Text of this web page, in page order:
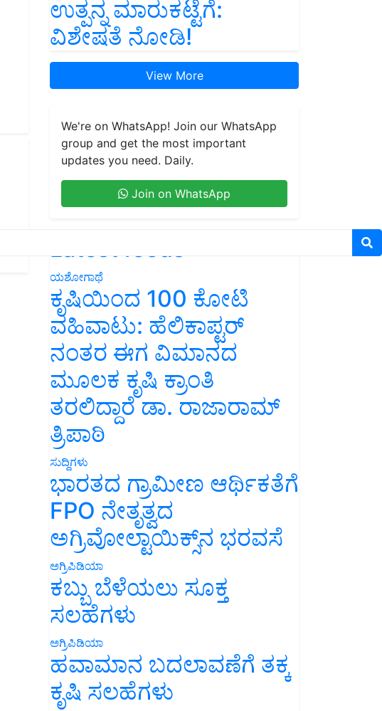
ಉತ್ಪನ್ನ ಮಾರುಕಟ್ಟೆಗೆ:
ವಿಶೇಷತೆ ನೋಡಿ!
View More
We're on WhatsApp! Join our WhatsApp
group and get the most important
updates you need. Daily.
Join on WhatsApp
Latest feeds
ಯಶೋಗಾಥೆ
ಕೃಷಿಯಿಂದ 100 ಕೋಟಿ
ವಹಿವಾಟು: ಹೆಲಿಕಾಪ್ಟರ್
ನಂತರ ಈಗ ವಿಮಾನದ
ಮೂಲಕ ಕೃಷಿ ಕ್ರಾಂತಿ
ತರಲಿದ್ದಾರೆ ಡಾ. ರಾಜಾರಾಮ್
ತ್ರಿಪಾಠಿ
ಸುದ್ದಿಗಳು
ಭಾರತದ ಗ್ರಾಮೀಣ ಆರ್ಥಿಕತೆಗೆ
FPO ನೇತೃತ್ವದ
ಅಗ್ರಿವೋಲ್ಟಾಯಿಕ್ಸ್‌ನ ಭರವಸೆ
ಅಗ್ರಿಪಿಡಿಯಾ
ಕಬ್ಬು ಬೆಳೆಯಲು ಸೂಕ್ತ
ಸಲಹೆಗಳು
ಅಗ್ರಿಪಿಡಿಯಾ
ಹವಾಮಾನ ಬದಲಾವಣೆಗೆ ತಕ್ಕ
ಕೃಷಿ ಸಲಹೆಗಳು